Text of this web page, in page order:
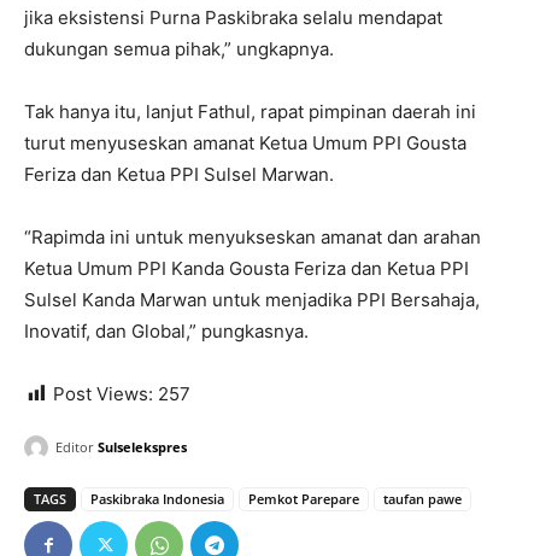
jika eksistensi Purna Paskibraka selalu mendapat
dukungan semua pihak,” ungkapnya.
Tak hanya itu, lanjut Fathul, rapat pimpinan daerah ini
turut menyuseskan amanat Ketua Umum PPI Gousta
Feriza dan Ketua PPI Sulsel Marwan.
“Rapimda ini untuk menyukseskan amanat dan arahan
Ketua Umum PPI Kanda Gousta Feriza dan Ketua PPI
Sulsel Kanda Marwan untuk menjadika PPI Bersahaja,
Inovatif, dan Global,” pungkasnya.
Post Views: 257
Editor Sulselekspres
TAGS Paskibraka Indonesia Pemkot Parepare taufan pawe